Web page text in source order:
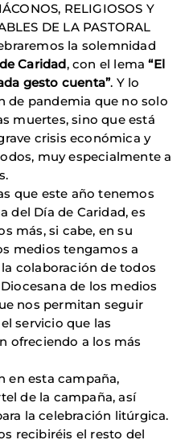
RELIGIOSOS Y
DE LA PASTORAL
la solemnidad
Caridad, con el lema“El
gesto cuenta”. Y lo
de pandemia que no solo
muertes, sino que está
crisis económica y
muy especialmente a
que este año tenemos
del Día de Caridad, es
más, si cabe, en su
medios tengamos a
colaboración de todos
de los medios
nos permitan seguir
servicio que las
ofreciendo a los más
en esta campaña,
de la campaña, así
la celebración litúrgica.
recibiréis el resto del